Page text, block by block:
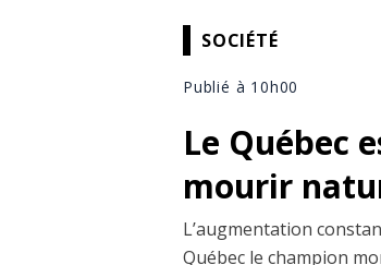
SOCIÉTÉ
Publié à 10h00
Le Québec
mourir
L’augmentation
Québec le champion